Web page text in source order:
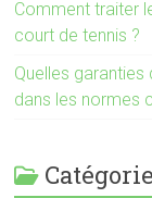
Comment traiter
court de tennis ?
Quelles
dans les normes